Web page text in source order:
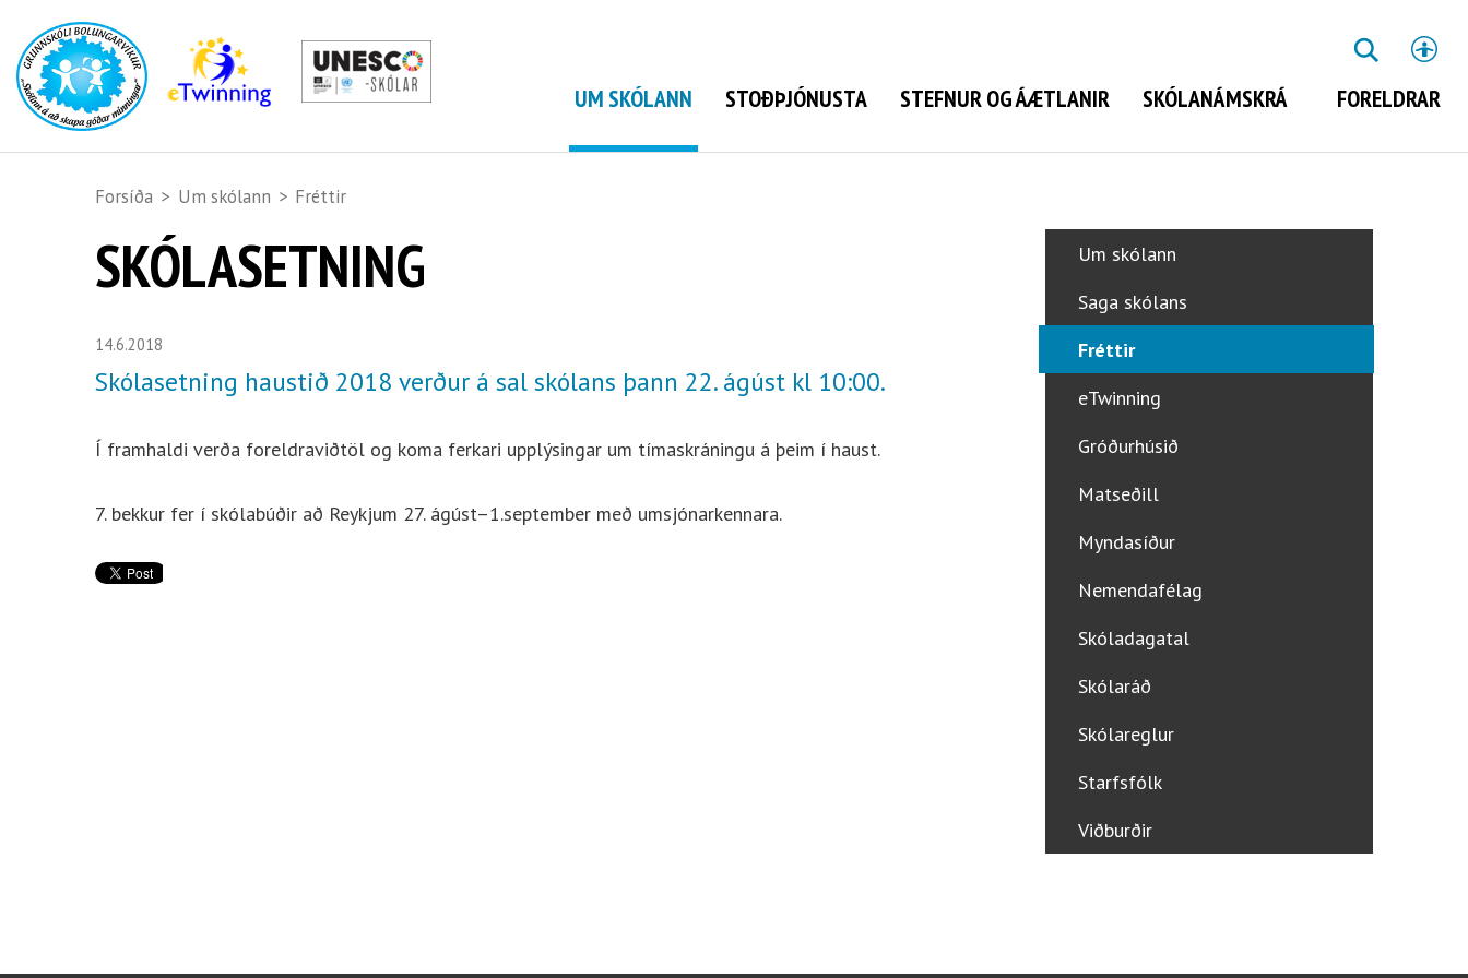
SKÓLASETNING
14.6.2018
Skólasetning haustið 2018 verður á sal skólans þann 22. ágúst kl 10:00.
Í framhaldi verða foreldraviðtöl og koma ferkari upplýsingar um tímaskráningu á þeim í haust.
7. bekkur fer í skólabúðir að Reykjum 27. ágúst–1.september með umsjónarkennara.
Forsíða > Um skólann > Fréttir
UM SKÓLANN STOÐÞJÓNUSTA STEFNUR OG ÁÆTLANIR SKÓLANÁMSKRÁ FORELDRAR
LEITA
Um skólann
Saga skólans
Fréttir
eTwinning
Gróðurhúsið
Matseðill
Myndasíður
Nemendafélag
Skóladagatal
Skólaráð
Skólareglur
Starfsfólk
Viðburðir